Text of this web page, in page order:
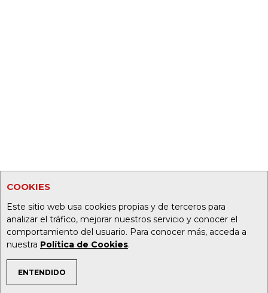
COOKIES
Este sitio web usa cookies propias y de terceros para
analizar el tráfico, mejorar nuestros servicio y conocer el
comportamiento del usuario. Para conocer más, acceda a
nuestra Política de Cookies.
ENTENDIDO
TEMAS DE INTERÉS